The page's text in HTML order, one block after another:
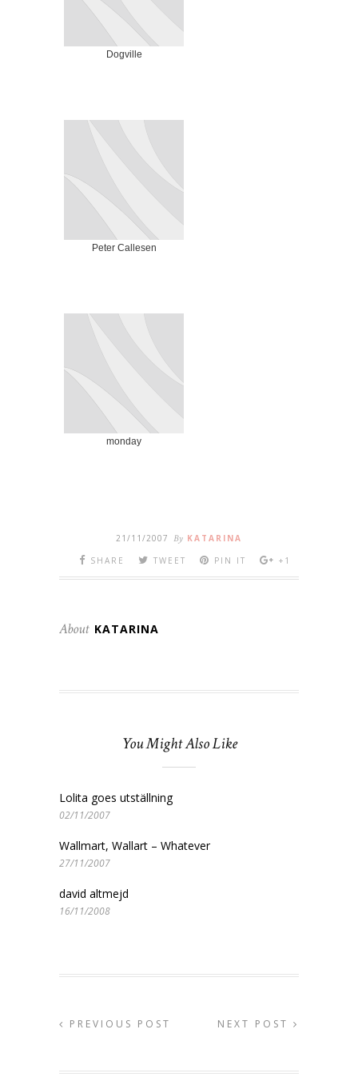
Dogville
Peter Callesen
monday
21/11/2007 By KATARINA
SHARE
TWEET PIN IT +1
About KATARINA
You Might Also Like
Lolita goes utställning
02/11/2007
Wallmart, Wallart – Whatever
27/11/2007
david altmejd
16/11/2008
PREVIOUS POST NEXT POST